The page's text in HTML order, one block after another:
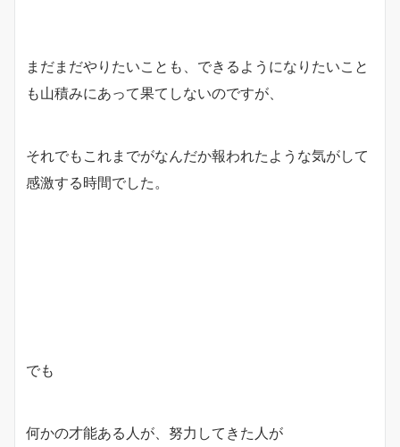
まだまだやりたいことも、できるようになりたいこと
も山積みにあって果てしないのですが、
それでもこれまでがなんだか報われたような気がして
感激する時間でした。
でも
何かの才能ある人が、努力してきた人が